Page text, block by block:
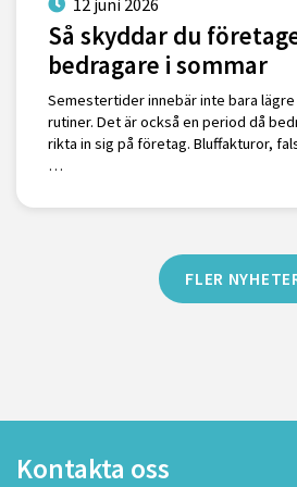
12 juni 2026
Så skyddar du
bedragare i sommar
Semestertider innebär inte bara lägre
rutiner. Det är också en period då
rikta in sig på företag. Bluffakturor,
…
FLER
Kontakta oss